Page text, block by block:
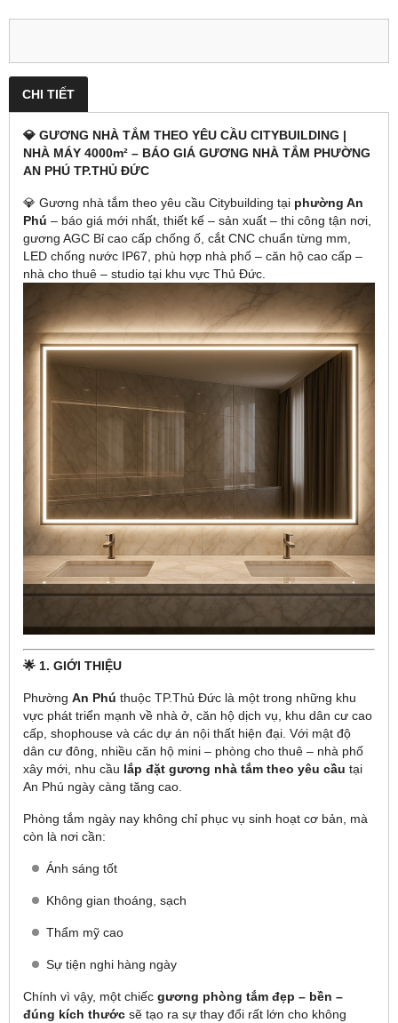
CHI TIẾT
💎 GƯƠNG NHÀ TẮM THEO YÊU CẦU CITYBUILDING |
NHÀ MÁY 4000m² – BÁO GIÁ GƯƠNG NHÀ TẮM PHƯỜNG
AN PHÚ TP.THỦ ĐỨC
💎 Gương nhà tắm theo yêu cầu Citybuilding tại phường An
Phú – báo giá mới nhất, thiết kế – sản xuất – thi công tận nơi,
gương AGC Bỉ cao cấp chống ố, cắt CNC chuẩn từng mm,
LED chống nước IP67, phù hợp nhà phố – căn hộ cao cấp –
nhà cho thuê – studio tại khu vực Thủ Đức.
🌟 1. GIỚI THIỆU
Phường An Phú thuộc TP.Thủ Đức là một trong những khu
vực phát triển mạnh về nhà ở, căn hộ dịch vụ, khu dân cư cao
cấp, shophouse và các dự án nội thất hiện đại. Với mật độ
dân cư đông, nhiều căn hộ mini – phòng cho thuê – nhà phố
xây mới, nhu cầu lắp đặt gương nhà tắm theo yêu cầu tại
An Phú ngày càng tăng cao.
Phòng tắm ngày nay không chỉ phục vụ sinh hoạt cơ bản, mà
còn là nơi cần:
Ánh sáng tốt
Không gian thoáng, sạch
Thẩm mỹ cao
Sự tiện nghi hàng ngày
Chính vì vậy, một chiếc gương phòng tắm đẹp – bền –
đúng kích thước sẽ tạo ra sự thay đổi rất lớn cho không